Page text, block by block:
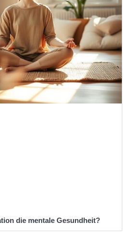
die mentale Gesundheit?